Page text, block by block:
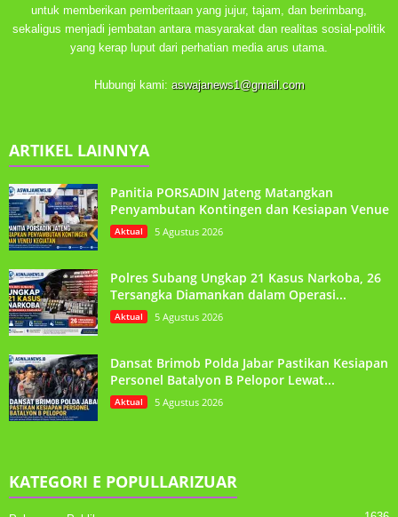
untuk memberikan pemberitaan yang jujur, tajam, dan berimbang,
sekaligus menjadi jembatan antara masyarakat dan realitas sosial-politik
yang kerap luput dari perhatian media arus utama.
Hubungi kami: aswajanews1@gmail.com
ARTIKEL LAINNYA
Panitia PORSADIN Jateng Matangkan
Penyambutan Kontingen dan Kesiapan Venue
Aktual 5 Agustus 2026
Polres Subang Ungkap 21 Kasus Narkoba, 26
Tersangka Diamankan dalam Operasi...
Aktual 5 Agustus 2026
Dansat Brimob Polda Jabar Pastikan Kesiapan
Personel Batalyon B Pelopor Lewat...
Aktual 5 Agustus 2026
KATEGORI E POPULLARIZUAR